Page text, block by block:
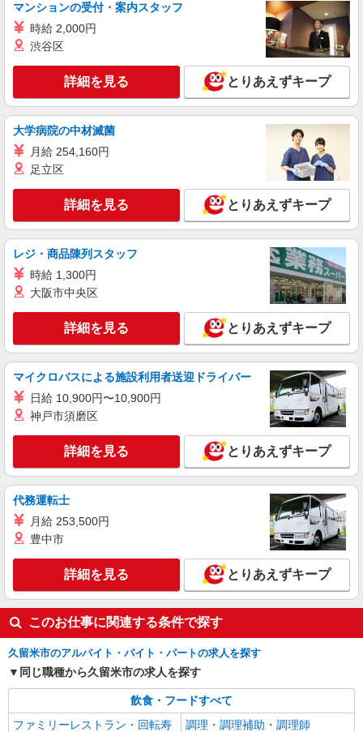
マンションの受付・案内スタッフ
時給 2,000円
渋谷区
詳細を見る とりあえずキープ
大学病院の中材滅菌
月給 254,160円
足立区
詳細を見る とりあえずキープ
レジ・商品陳列スタッフ
時給 1,300円
大阪市中央区
詳細を見る とりあえずキープ
マイクロバスによる施設利用者送迎ドライバー
日給 10,900円〜10,900円
神戸市須磨区
詳細を見る とりあえずキープ
代務運転士
月給 253,500円
豊中市
詳細を見る とりあえずキープ
このお仕事に関連する条件で探す
久留米市のアルバイト・バイト・パートの求人を探す
同じ職種から久留米市の求人を探す
飲食・フードすべて
ファミリーレストラン・回転寿
調理・調理補助・調理師